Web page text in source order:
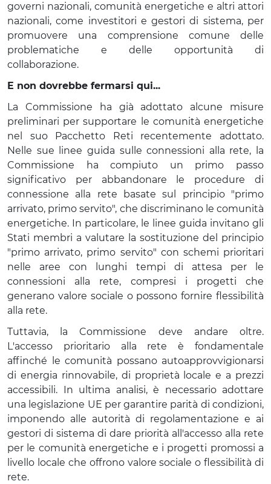
governi nazionali, comunità energetiche e altri attori
nazionali, come investitori e gestori di sistema, per
promuovere una comprensione comune delle
problematiche e delle opportunità di
collaborazione.
E non dovrebbe fermarsi qui...
La Commissione ha già adottato alcune misure
preliminari per supportare le comunità energetiche
nel suo Pacchetto Reti recentemente adottato.
Nelle sue linee guida sulle connessioni alla rete, la
Commissione ha compiuto un primo passo
significativo per abbandonare le procedure di
connessione alla rete basate sul principio "primo
arrivato, primo servito", che discriminano le comunità
energetiche. In particolare, le linee guida invitano gli
Stati membri a valutare la sostituzione del principio
"primo arrivato, primo servito" con schemi prioritari
nelle aree con lunghi tempi di attesa per le
connessioni alla rete, compresi i progetti che
generano valore sociale o possono fornire flessibilità
alla rete.
Tuttavia, la Commissione deve andare oltre.
L'accesso prioritario alla rete è fondamentale
affinché le comunità possano autoapprovvigionarsi
di energia rinnovabile, di proprietà locale e a prezzi
accessibili. In ultima analisi, è necessario adottare
una legislazione UE per garantire parità di condizioni,
imponendo alle autorità di regolamentazione e ai
gestori di sistema di dare priorità all'accesso alla rete
per le comunità energetiche e i progetti promossi a
livello locale che offrono valore sociale o flessibilità di
rete.